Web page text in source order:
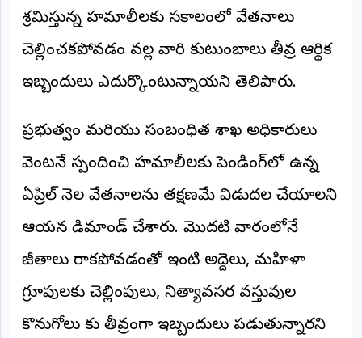
2026
NTODAY
NEWS
ప్రతి
శ్రమిస్తున్న హమాలీలకు సకాలంలో వేతనాలు
చెల్లించకపోవడం వల్ల వారి కుటుంబాలు తీవ్ర ఆర్థిక
ఇబ్బందులు ఎదుర్కొంటున్నాయని తెలిపారు.
ప్రభుత్వం మరియు సంబంధిత శాఖ అధికారులు
వెంటనే స్పందించి హమాలీలకు పెండింగ్‌లో ఉన్న
ఏప్రిల్ నెల వేతనాలను తక్షణమే విడుదల చేయాలని
ఆయన డిమాండ్ చేశారు. మొదటి వారంలోనే
జీతాలు రాకపోవడంతో ఇంటి అద్దెలు, మహిళా
గ్రూపులకు చెల్లింపులు, నిత్యావసర వస్తువుల
కొనుగోలు కు తీవ్రంగా ఇబ్బందులు పడుతున్నారని